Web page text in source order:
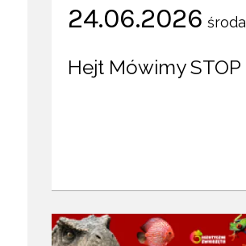
24.06.2026 środa
Hejt Mówimy STOP